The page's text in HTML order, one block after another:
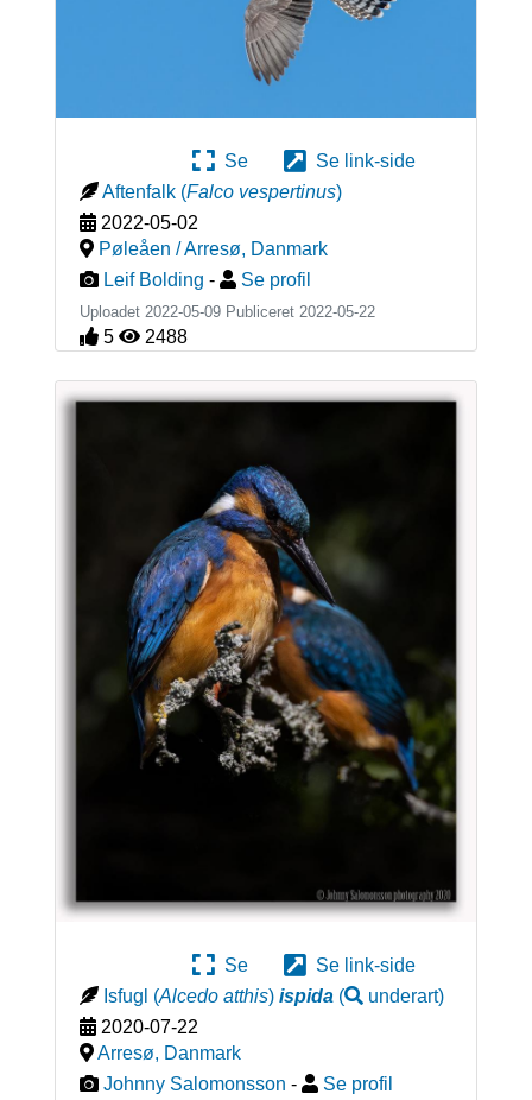
Se
Se link-side
Aftenfalk (Falco vespertinus)
2022-05-02
Pøleåen / Arresø, Danmark
Leif Bolding - Se profil
Uploadet 2022-05-09 Publiceret 2022-05-22
5 2488
Se
Se link-side
Isfugl (Alcedo atthis) ispida( underart)
2020-07-22
Arresø, Danmark
Johnny Salomonsson - Se profil